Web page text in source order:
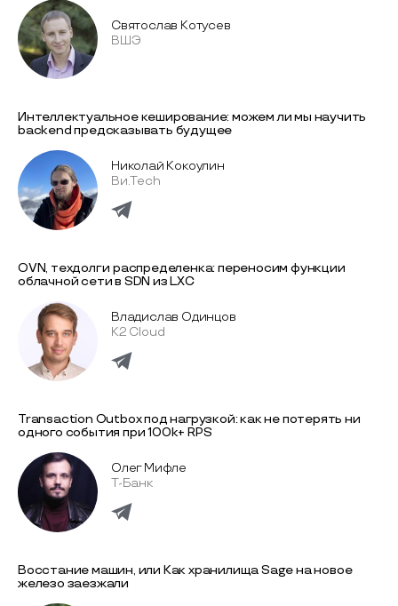
Святослав Котусев
ВШЭ
Интеллектуальное кеширование: можем ли мы научить
backend предсказывать будущее
Николай Кокоулин
Ви.Tech
OVN, техдолг и распределенка: переносим функции
облачной сети в SDN из LXC
Владислав Одинцов
K2 Cloud
Transaction Outbox под нагрузкой: как не потерять ни
одного события при 100k+ RPS
Олег Мифле
Т-Банк
Восстание машин, или Как хранилища Sage на новое
железо заезжали